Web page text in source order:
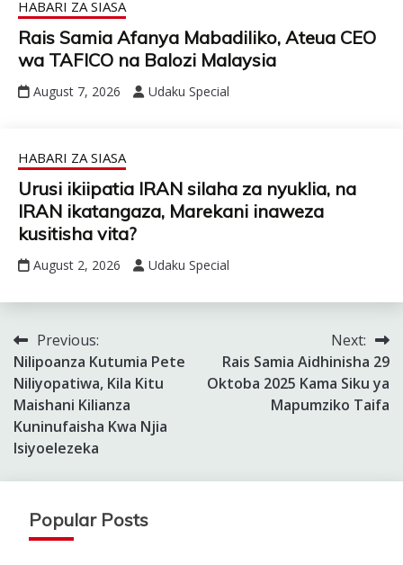
HABARI ZA SIASA
Rais Samia Afanya Mabadiliko, Ateua CEO
wa TAFICO na Balozi Malaysia
August 7, 2026 Udaku Special
HABARI ZA SIASA
Urusi ikiipatia IRAN silaha za nyuklia, na
IRAN ikatangaza, Marekani inaweza
kusitisha vita?
August 2, 2026 Udaku Special
Post
navigation
Previous:
Nilipoanza Kutumia Pete
Niliyopatiwa, Kila Kitu
Maishani Kilianza
Kuninufaisha Kwa Njia
Isiyoelezeka
Next:
Rais Samia Aidhinisha 29
Oktoba 2025 Kama Siku ya
Mapumziko Taifa
Popular Posts